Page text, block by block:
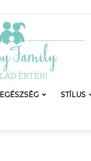
EGÉSZSÉG STÍLUS